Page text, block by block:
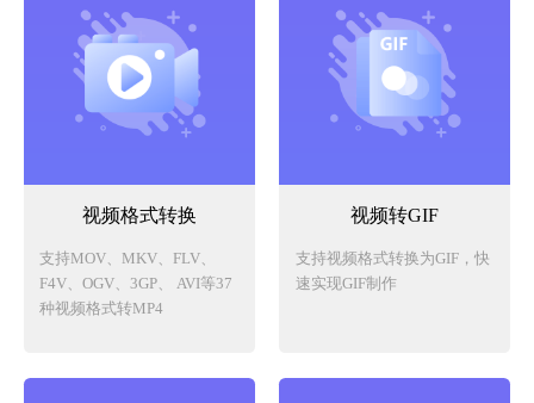
视频格式转换
支持MOV、MKV、FLV、
F4V、OGV、3GP、 AVI等37
种视频格式转MP4
视频转GIF
支持视频格式转换为GIF，快
速实现GIF制作